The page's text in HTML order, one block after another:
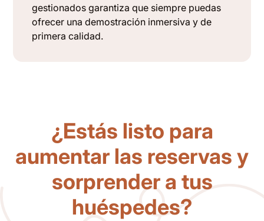
gestionados garantiza que siempre puedas
ofrecer una demostración inmersiva y de
primera calidad.
¿Estás listo para
aumentar las reservas y
sorprender a tus
huéspedes?